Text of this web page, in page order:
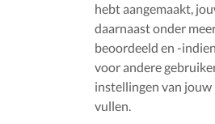
hebt aangemaakt,
daarnaast onder
beoordeeld en -
voor andere
instellingen van jouw
vullen.